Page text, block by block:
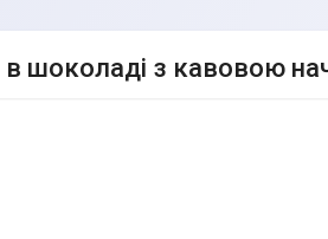
в шоколаді з кавовою